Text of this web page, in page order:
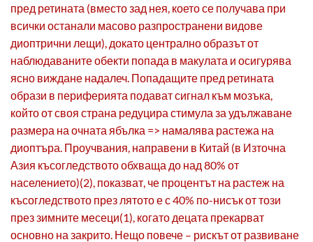
пред ретината (вместо зад нея, което се получава при
всички останали масово разпространени видове
диоптрични лещи), докато централно образът от
наблюдаваните обекти попада в макулата и осигурява
ясно виждане надалеч. Попадащите пред ретината
образи в периферията подават сигнал към мозъка,
който от своя страна редуцира стимула за удължаване
размера на очната ябълка => намалява растежа на
диоптъра. Проучвания, направени в Китай (в Източна
Азия късогледството обхваща до над 80% от
населението)(2), показват, че процентът на растеж на
късогледството през лятото е с 40% по-нисък от този
през зимните месеци(1), когато децата прекарват
основно на закрито. Нещо повече – рискът от развиване